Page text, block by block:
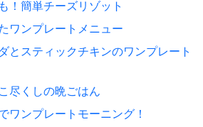
！簡単チーズリゾット
ワンプレートメニュー
とスティックチキンのワンプレート
尽くしの晩ごはん
ワンプレートモーニング！